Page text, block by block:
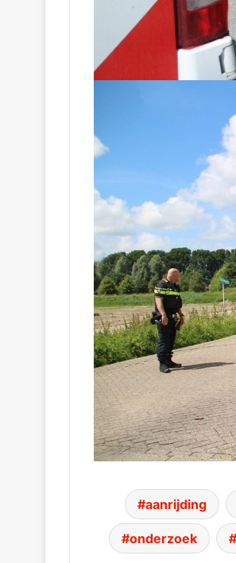
aanrijding
onderzoek